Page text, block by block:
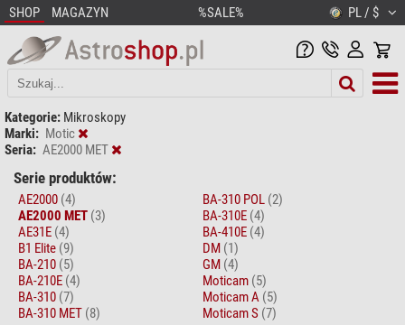
SHOP MAGAZYN %SALE% PL / $
Kategorie: Mikroskopy
Marki: Motic
Seria: AE2000 MET
Serie produktów:
AE2000 (4)
AE2000 MET (3)
AE31E (4)
B1 Elite (9)
BA-210 (5)
BA-210E (4)
BA-310 (7)
BA-310 MET (8)
BA-310 POL (2)
BA-310E (4)
BA-410E (4)
DM (1)
GM (4)
Moticam (5)
Moticam A (5)
Moticam S (7)